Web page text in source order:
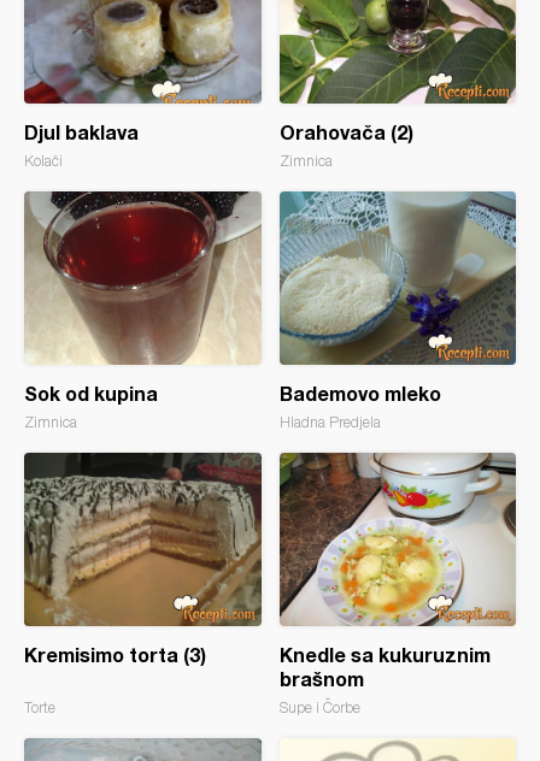
Djul baklava
Kolači
Orahovača (2)
Zimnica
Sok od kupina
Zimnica
Bademovo mleko
Hladna Predjela
Kremisimo torta (3)
Torte
Knedle sa kukuruznim
brašnom
Supe i Čorbe